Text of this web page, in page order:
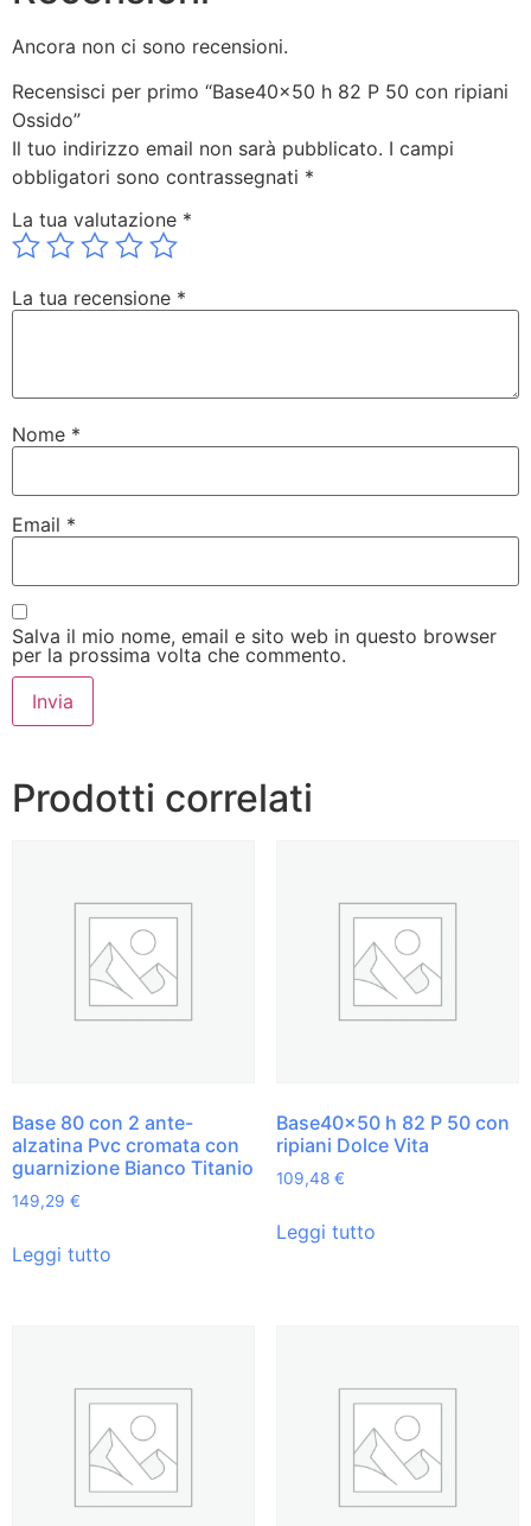
Ancora non ci sono recensioni.
Recensisci per primo “Base40x50 h 82 P 50 con ripiani
Ossido”
Il tuo indirizzo email non sarà pubblicato. I campi
obbligatori sono contrassegnati *
La tua valutazione *
La tua recensione *
Nome *
Email *
Salva il mio nome, email e sito web in questo browser
per la prossima volta che commento.
Prodotti correlati
Base 80 con 2 ante-
alzatina Pvc cromata con
guarnizione Bianco Titanio
149,29 €
Leggi tutto
Base40x50 h 82 P 50 con
ripiani Dolce Vita
109,48 €
Leggi tutto